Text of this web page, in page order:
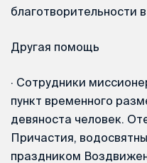
благотворительности
Другая помощь
· Сотрудники
пункт временного
девяноста человек.
Причастия,
праздником